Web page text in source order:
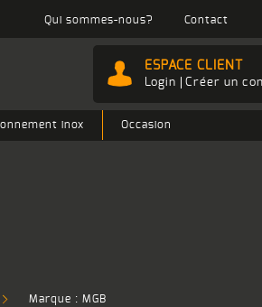
Qui sommes-nous? Contact
ESPACE CLIENT
Login Créer un
inox Occasion
Marque : MGB